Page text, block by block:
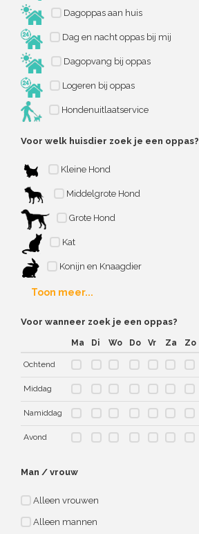
Dagoppas aan huis
Dag en nacht oppas bij mij
Dagopvang bij oppas
Logeren bij oppas
Hondenuitlaatservice
Voor welk huisdier zoek je een oppas?
Kleine Hond
Middelgrote Hond
Grote Hond
Kat
Konijn en Knaagdier
Toon meer...
Voor wanneer zoek je een oppas?
Ma Di Wo Do Vr Za Zo
Ochtend
Middag
Namiddag
Avond
Man / vrouw
Alleen vrouwen
Alleen mannen